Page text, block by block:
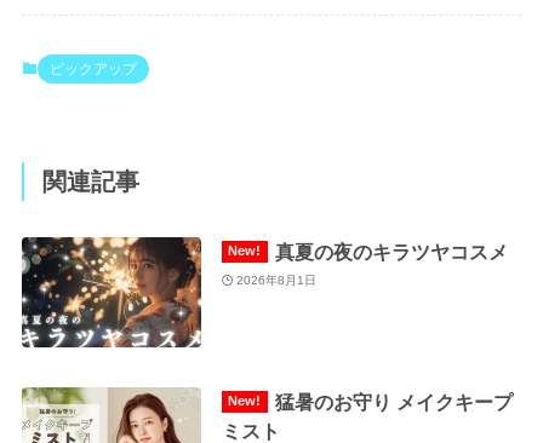
ピックアップ
関連記事
真夏の夜のキラツヤコスメ
2026年8月1日
猛暑のお守り メイクキープ
ミスト